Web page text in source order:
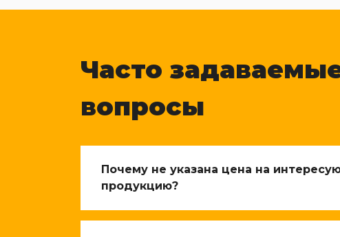
Часто
вопросы
Почему не указана цена на
продукцию?